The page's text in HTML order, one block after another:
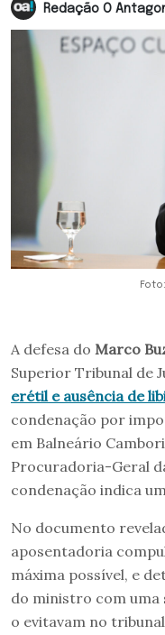
Redação O
A defesa do Marco
Superior Tribunal de
erétil e ausência de
condenação por
em Balneário
Procuradoria-Geral
condenação indica
No documento
aposentadoria
máxima possível, e
do ministro com uma
o evitavam no